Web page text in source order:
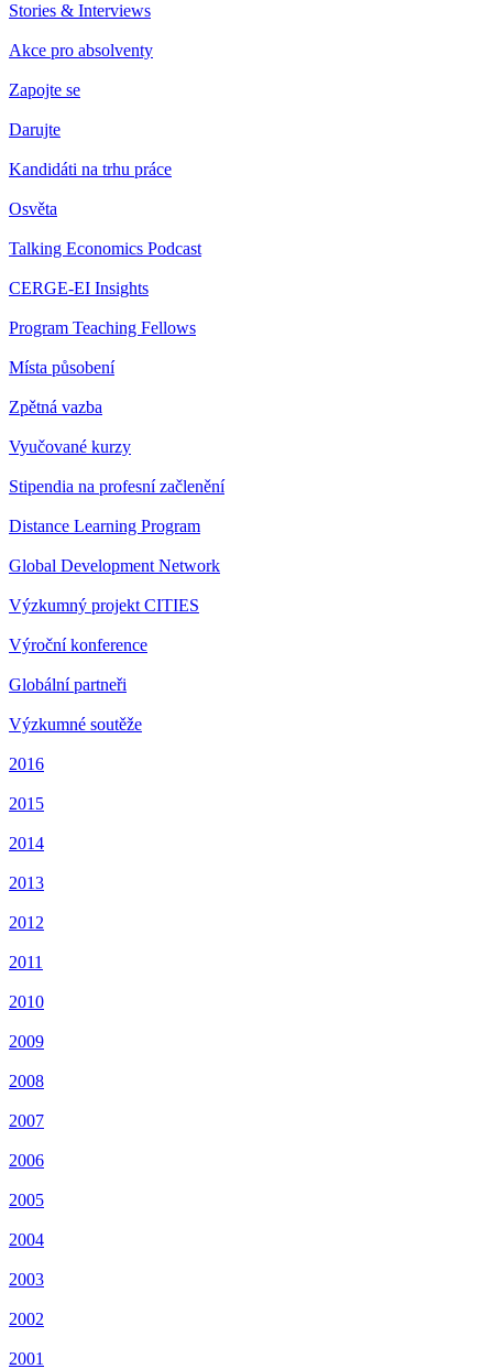
Stories & Interviews
Akce pro absolventy
Zapojte se
Darujte
Kandidáti na trhu práce
Osvěta
Talking Economics Podcast
CERGE-EI Insights
Program Teaching Fellows
Místa působení
Zpětná vazba
Vyučované kurzy
Stipendia na profesní začlenění
Distance Learning Program
Global Development Network
Výzkumný projekt CITIES
Výroční konference
Globální partneři
Výzkumné soutěže
2016
2015
2014
2013
2012
2011
2010
2009
2008
2007
2006
2005
2004
2003
2002
2001